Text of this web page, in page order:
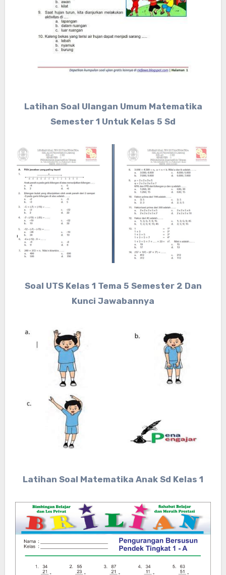
Latihan Soal Ulangan Umum Matematika
Semester 1 Untuk Kelas 5 Sd
Soal UTS Kelas 1 Tema 5 Semester 2 Dan
Kunci Jawabannya
Latihan Soal Matematika Anak Sd Kelas 1